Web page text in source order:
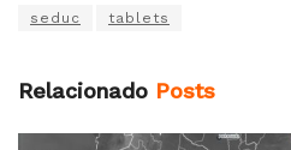
seduc tablets
Relacionado Posts